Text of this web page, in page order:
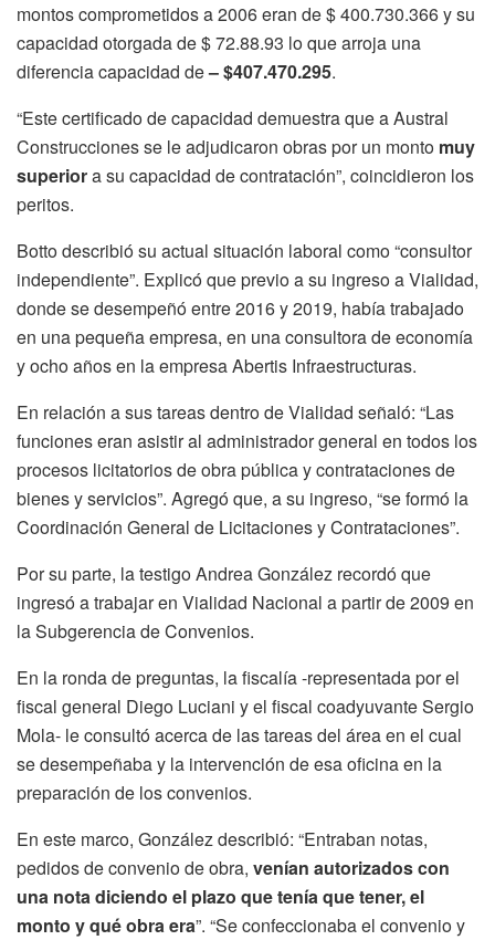
montos comprometidos a 2006 eran de $ 400.730.366 y su
capacidad otorgada de $ 72.88.93 lo que arroja una
diferencia capacidad de– $407.470.295.
“Este certificado de capacidad demuestra que a Austral
Construcciones se le adjudicaron obras por un monto muy
superiora su capacidad de contratación”, coincidieron los
peritos.
Botto describió su actual situación laboral como “consultor
independiente”. Explicó que previo a su ingreso a Vialidad,
donde se desempeñó entre 2016 y 2019, había trabajado
en una pequeña empresa, en una consultora de economía
y ocho años en la empresa Abertis Infraestructuras.
En relación a sus tareas dentro de Vialidad señaló: “Las
funciones eran asistir al administrador general en todos los
procesos licitatorios de obra pública y contrataciones de
bienes y servicios”. Agregó que, a su ingreso, “se formó la
Coordinación General de Licitaciones y Contrataciones”.
Por su parte, la testigo Andrea González recordó que
ingresó a trabajar en Vialidad Nacional a partir de 2009 en
la Subgerencia de Convenios.
En la ronda de preguntas, la fiscalía -representada por el
fiscal general Diego Luciani y el fiscal coadyuvante Sergio
Mola- le consultó acerca de las tareas del área en el cual
se desempeñaba y la intervención de esa oficina en la
preparación de los convenios.
En este marco, González describió: “Entraban notas,
pedidos de convenio de obra, venían autorizados con
una nota diciendo el plazo que tenía que tener, el
monto y qué obra era”. “Se confeccionaba el convenio y